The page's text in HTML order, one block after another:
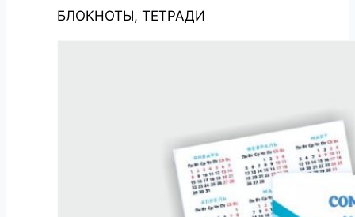
БЛОКНОТЫ, ТЕТРАДИ